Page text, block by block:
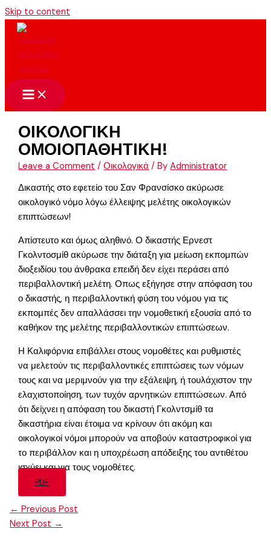
Skip to content
ΟΙΚΟΛΟΓΙΚΗ
ΟΜΟΙΟΠΑΘΗΤΙΚΗ!
Leave a Comment /Οικολογικά / ByAdministrator
Δικαστής στο εφετείο του Σαν Φρανσίσκο ακύρωσε
οικολογικό νόμο λόγω έλλειψης μελέτης οικολογικών
επιπτώσεων!
Απίστευτο και όμως αληθινό. Ο δικαστής Ερνεστ
Γκολντοσμίθ ακύρωσε την διάταξη για μείωση εκπομπών
διοξειδίου του άνθρακα επειδή δεν είχει περάσει από
περιβαλλοντική μελέτη. Οπως εξήγησε στην απόφαση του
ο δικαστής, η περιβαλλοντική φύση του νόμου για τις
εκπομπές δεν απαλλάσσει την νομοθετική εξουσία από το
καθήκον της μελέτης περιβαλλοντικών επιπτώσεων.
Η Καλιφόρνια επιβάλλει στους νομοθέτες και ρυθμιστές
να μελετούν τις περιβαλλοντικές επιπτώσεις των νόμων
τους και να μεριμνούν για την εξάλειψη, ή τουλάχιστον την
ελαχιστοποίηση, των τυχόν αρνητικών επιπτώσεων. Από
ότι δείχνει η απόφαση του δικαστή Γκολντσμίθ τα
δικαστήρια είναι έτοιμα να κρίνουν ότι ακόμη και
οικολογικοί νόμοι μπορούν να αποβούν καταστροφικοί για
το περιβάλλον και η υποχρέωση απόδειξης του αντιθέτου
ισχύει και για τους νομοθέτες.
PDF
← Previous Post
Next Post →